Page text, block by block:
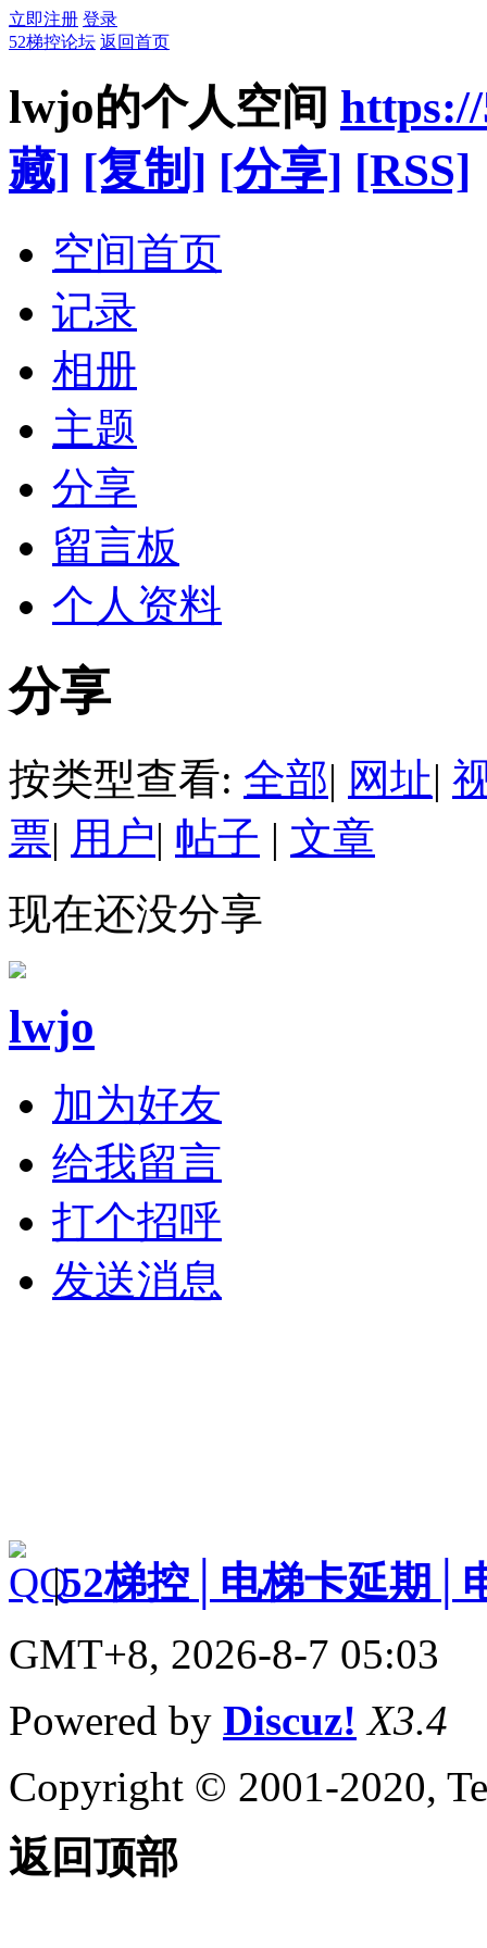
立即注册 登录
52梯控论坛 返回首页
lwjo的个人空间
藏] [复制] [分享] [RSS]
空间首页
记录
相册
主题
分享
留言板
个人资料
分享
按类型查看: 全部| 网址|
票| 用户| 帖子 | 文章
现在还没分享
lwjo
加为好友
给我留言
打个招呼
发送消息
|52梯控│电梯卡延期│
GMT+8, 2026-8-7 05:03
Powered by Discuz! X3.4
Copyright © 2001-2020,
返回顶部